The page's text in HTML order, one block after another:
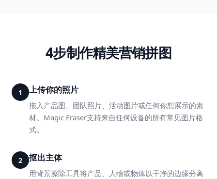
4步制作精美营销拼图
1 上传你的照片
拖入产品图、团队照片、活动图片或任何你想展示的素
材。Magic Eraser支持来自任何设备的所有常见图片格
式。
2 抠出主体
用背景擦除工具将产品、人物或物体以干净的边缘分离